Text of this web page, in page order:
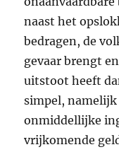
naast het
bedragen, de
gevaar brengt
uitstoot heeft
simpel, namelijk
onmiddellijke
vrijkomende